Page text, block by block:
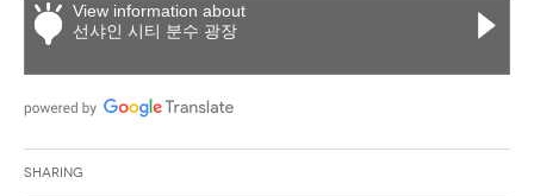
View information about
선샤인 시티 분수 광장
Sharing